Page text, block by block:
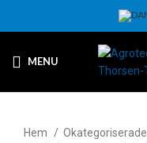
MENU
Hem
Okategoriserade